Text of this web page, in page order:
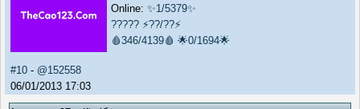
Online: ✨1/5379✨
????? ⚡??/??⚡
🩸346/4139🩸 🌟0/1694🌟
#10 - @152558
06/01/2013 17:03